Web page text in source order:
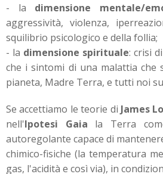
- la dimensione mentale/
aggressività, violenza,
squilibrio psicologico e della follia;
- la dimensione spirituale: crisi
che i sintomi di una malattia che
pianeta, Madre Terra, e tutti noi
Se accettiamo le teorie di James
nell'Ipotesi Gaia la Terra
autoregolante capace di
chimico-fisiche (la temperatura
gas, l'acidità e così via), in